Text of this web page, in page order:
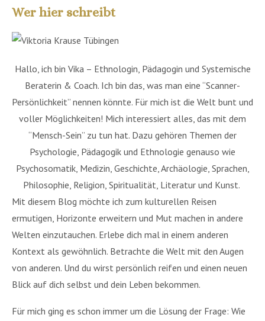
Wer hier schreibt
Hallo, ich bin Vika – Ethnologin, Pädagogin und Systemische
Beraterin & Coach. Ich bin das, was man eine “Scanner-
Persönlichkeit” nennen könnte. Für mich ist die Welt bunt und
voller Möglichkeiten! Mich interessiert alles, das mit dem
“Mensch-Sein” zu tun hat. Dazu gehören Themen der
Psychologie, Pädagogik und Ethnologie genauso wie
Psychosomatik, Medizin, Geschichte, Archäologie, Sprachen,
Philosophie, Religion, Spiritualität, Literatur und Kunst.
Mit diesem Blog möchte ich zum kulturellen Reisen
ermutigen, Horizonte erweitern und Mut machen in andere
Welten einzutauchen. Erlebe dich mal in einem anderen
Kontext als gewöhnlich. Betrachte die Welt mit den Augen
von anderen. Und du wirst persönlich reifen und einen neuen
Blick auf dich selbst und dein Leben bekommen.
Für mich ging es schon immer um die Lösung der Frage: Wie